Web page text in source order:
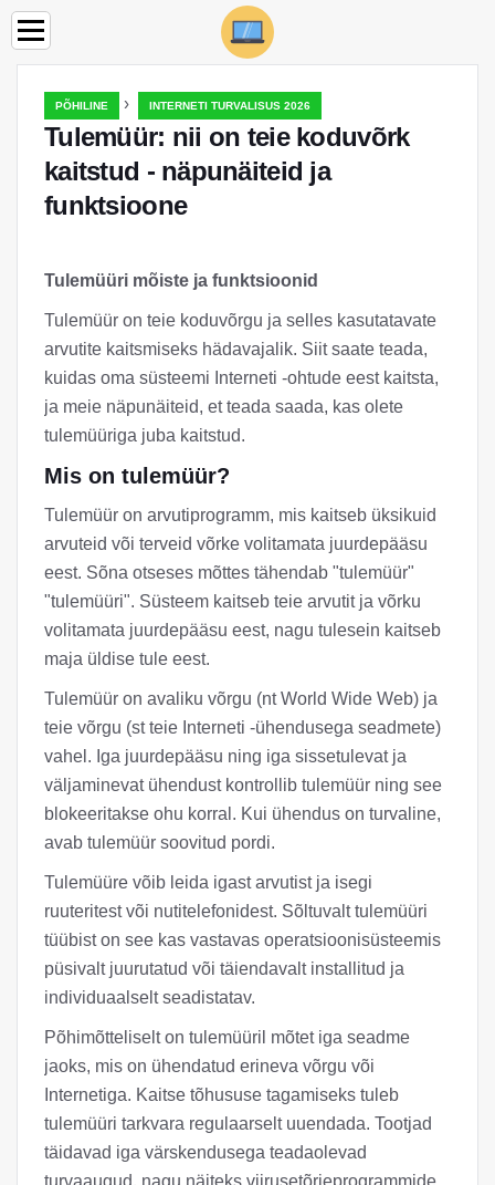
PÕHILINE › INTERNETI TURVALISUS 2026
Tulemüür: nii on teie koduvõrk
kaitstud - näpunäiteid ja
funktsioone
Tulemüüri mõiste ja funktsioonid
Tulemüür on teie koduvõrgu ja selles kasutatavate
arvutite kaitsmiseks hädavajalik. Siit saate teada,
kuidas oma süsteemi Interneti -ohtude eest kaitsta,
ja meie näpunäiteid, et teada saada, kas olete
tulemüüriga juba kaitstud.
Mis on tulemüür?
Tulemüür on arvutiprogramm, mis kaitseb üksikuid
arvuteid või terveid võrke volitamata juurdepääsu
eest. Sõna otseses mõttes tähendab "tulemüür"
"tulemüüri". Süsteem kaitseb teie arvutit ja võrku
volitamata juurdepääsu eest, nagu tulesein kaitseb
maja üldise tule eest.
Tulemüür on avaliku võrgu (nt World Wide Web) ja
teie võrgu (st teie Interneti -ühendusega seadmete)
vahel. Iga juurdepääsu ning iga sissetulevat ja
väljaminevat ühendust kontrollib tulemüür ning see
blokeeritakse ohu korral. Kui ühendus on turvaline,
avab tulemüür soovitud pordi.
Tulemüüre võib leida igast arvutist ja isegi
ruuteritest või nutitelefonidest. Sõltuvalt tulemüüri
tüübist on see kas vastavas operatsioonisüsteemis
püsivalt juurutatud või täiendavalt installitud ja
individuaalselt seadistatav.
Põhimõtteliselt on tulemüüril mõtet iga seadme
jaoks, mis on ühendatud erineva võrgu või
Internetiga. Kaitse tõhususe tagamiseks tuleb
tulemüüri tarkvara regulaarselt uuendada. Tootjad
täidavad iga värskendusega teadaolevad
turvaaugud, nagu näiteks viirusetõrjeprogrammide